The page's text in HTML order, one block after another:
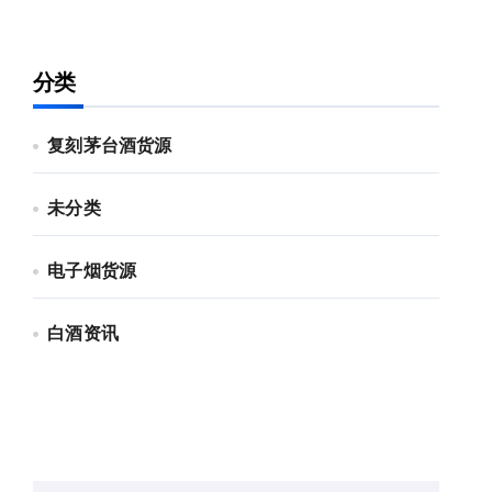
分类
复刻茅台酒货源
未分类
电子烟货源
白酒资讯